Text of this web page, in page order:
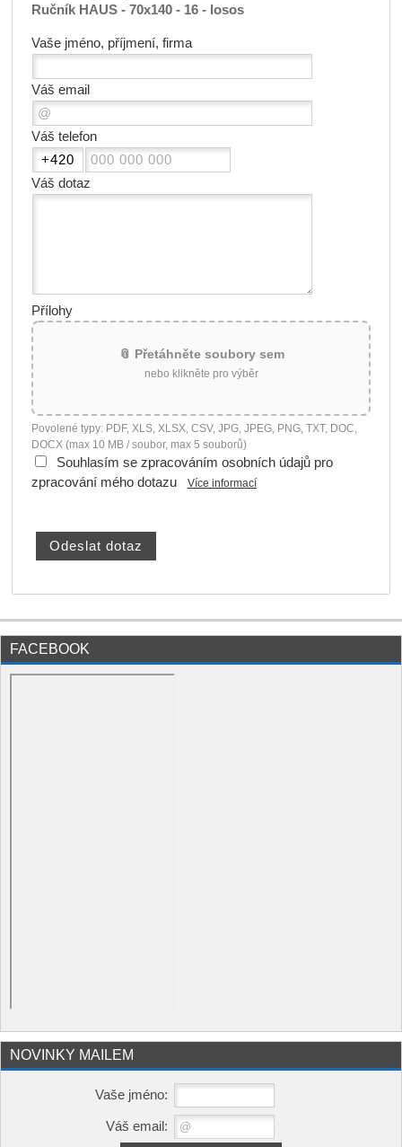
Ručník HAUS - 70x140 - 16 - losos
Vaše jméno, příjmení, firma
Váš email
Váš telefon
Váš dotaz
Přílohy
📎 Přetáhněte soubory sem
nebo klikněte pro výběr
Povolené typy: PDF, XLS, XLSX, CSV, JPG, JPEG, PNG, TXT, DOC,
DOCX (max 10 MB / soubor, max 5 souborů)
Souhlasím se zpracováním osobních údajů pro
zpracování mého dotazu
Více informací
FACEBOOK
NOVINKY MAILEM
Vaše jméno:
Váš email: